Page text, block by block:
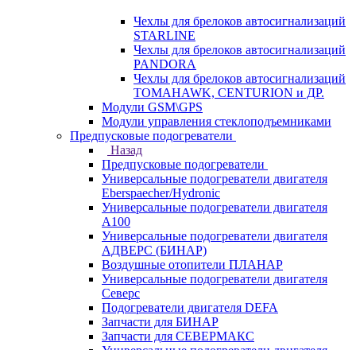
Чехлы для брелоков автосигнализаций
STARLINE
Чехлы для брелоков автосигнализаций
PANDORA
Чехлы для брелоков автосигнализаций
TOMAHAWK, CENTURION и ДР.
Модули GSM\GPS
Модули управления стеклоподъемниками
Предпусковые подогреватели
Назад
Предпусковые подогреватели
Универсальные подогреватели двигателя
Eberspaecher/Hydronic
Универсальные подогреватели двигателя
A100
Универсальные подогреватели двигателя
АДВЕРС (БИНАР)
Воздушные отопители ПЛАНАР
Универсальные подогреватели двигателя
Северс
Подогреватели двигателя DEFA
Запчасти для БИНАР
Запчасти для СЕВЕРМАКС